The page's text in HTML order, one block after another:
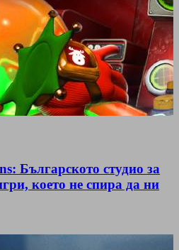
Българското студио за
което не спира да ни